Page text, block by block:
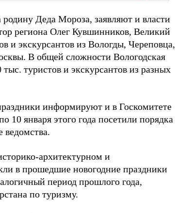
Деда Мороза, заявляют и власти
региона Олег Кувшинников, Великий
и экскурсантов из Вологды, Череповца,
В общей сложности Вологодская
туристов и экскурсантов из разных
информируют и в Госкомитете
10 января этого года посетили порядка
ведомства.
архитектурном и
в прошедшие новогодние праздники
период прошлого года,
по туризму.